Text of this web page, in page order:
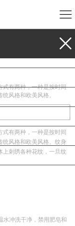
式有两种，一种是按时间
风格和欧美风格。
有两种，一种是按时间
统风格和欧美风格。纹身
上刺绣各种花纹，一旦纹
水冲洗干净，禁用肥皂和